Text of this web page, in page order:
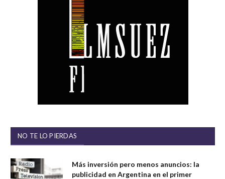
NO TE LO PIERDAS
Más inversión pero menos anuncios: la
publicidad en Argentina en el primer